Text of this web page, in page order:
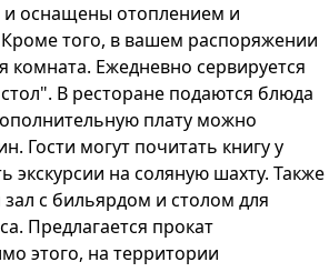
оснащены отоплением и
того, в вашем распоряжении
комната. Ежедневно сервируется
В ресторане подаются блюда
плату можно
Гости могут почитать книгу у
экскурсии на соляную шахту. Также
с бильярдом и столом для
Предлагается прокат
этого, на территории